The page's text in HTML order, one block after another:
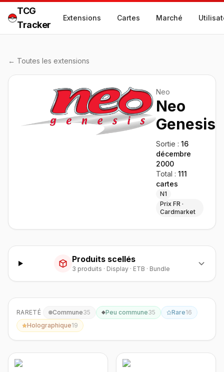
TCG
Tracker
Extensions Cartes Marché
← Toutes les extensions
Neo
Neo
Genesis
Sortie : 16
décembre
2000
Total : 111
cartes
N1
Prix FR ·
Cardmarket
Produits scellés
3 produits · Display · ETB · Bundle
RARETÉ Commune35 Peu commune35 Rare16
Holographique19